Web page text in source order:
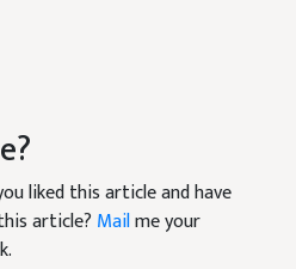
liked this article and have
article? Mailme your